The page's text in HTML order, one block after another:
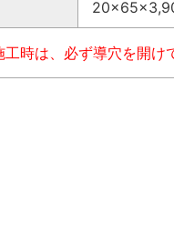
時は、必ず導穴を開け